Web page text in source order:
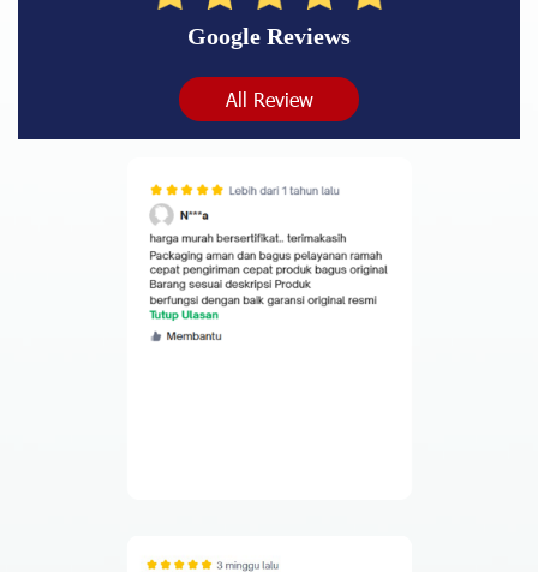
Google Reviews
All Review